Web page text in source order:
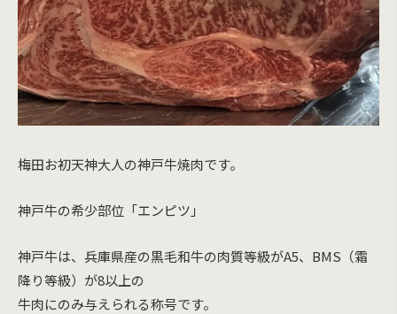
梅田お初天神大人の神戸牛焼肉です。
神戸牛の希少部位「エンピツ」
神戸牛は、兵庫県産の黒毛和牛の肉質等級がA5、BMS（霜
降り等級）が8以上の
牛肉にのみ与えられる称号です。